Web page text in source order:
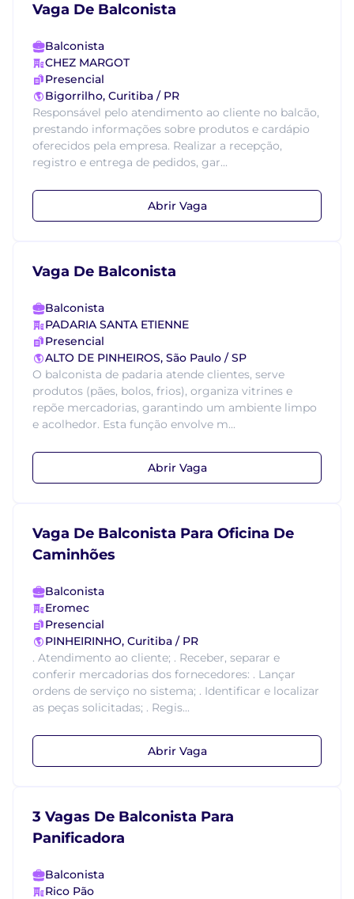
Vaga De Balconista
Balconista
CHEZ MARGOT
Presencial
Bigorrilho, Curitiba / PR
Responsável pelo atendimento ao cliente no balcão,
prestando informações sobre produtos e cardápio
oferecidos pela empresa. Realizar a recepção,
registro e entrega de pedidos, gar...
Abrir Vaga
Vaga De Balconista
Balconista
PADARIA SANTA ETIENNE
Presencial
ALTO DE PINHEIROS, São Paulo / SP
O balconista de padaria atende clientes, serve
produtos (pães, bolos, frios), organiza vitrines e
repõe mercadorias, garantindo um ambiente limpo
e acolhedor. Esta função envolve m...
Abrir Vaga
Vaga De Balconista Para Oficina De
Caminhões
Balconista
Eromec
Presencial
PINHEIRINHO, Curitiba / PR
. Atendimento ao cliente; . Receber, separar e
conferir mercadorias dos fornecedores: . Lançar
ordens de serviço no sistema; . Identificar e localizar
as peças solicitadas; . Regis...
Abrir Vaga
3 Vagas De Balconista Para
Panificadora
Balconista
Rico Pão